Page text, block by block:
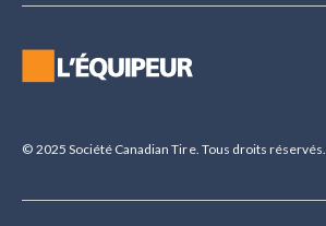
© 2025 Société Canadian Tire. Tous droits réservés.